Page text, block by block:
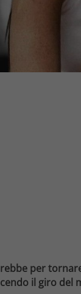
per
il giro del